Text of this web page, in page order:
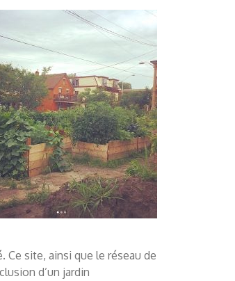
Ce site, ainsi que le réseau de
d’un jardin